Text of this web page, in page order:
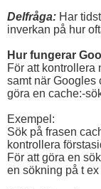
Delfråga: Har
inverkan på hur
Hur fungerar
För att kontrollera
samt när Googles
göra en cache:-
Exempel:
Sök på frasen
kontrollera
För att göra en
en sökning på t